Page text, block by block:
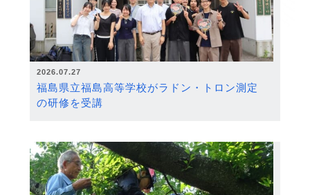
2026.07.27
福島県立福島高等学校がラドン・トロン測定
の研修を受講